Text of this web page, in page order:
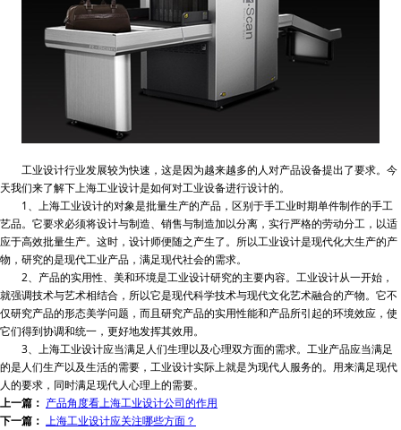
工业设计行业发展较为快速，这是因为越来越多的人对产品设备提出了要求。今
天我们来了解下上海工业设计是如何对工业设备进行设计的。
1、上海工业设计的对象是批量生产的产品，区别于手工业时期单件制作的手工
艺品。它要求必须将设计与制造、销售与制造加以分离，实行严格的劳动分工，以适
应于高效批量生产。这时，设计师便随之产生了。所以工业设计是现代化大生产的产
物，研究的是现代工业产品，满足现代社会的需求。
2、产品的实用性、美和环境是工业设计研究的主要内容。工业设计从一开始，
就强调技术与艺术相结合，所以它是现代科学技术与现代文化艺术融合的产物。它不
仅研究产品的形态美学问题，而且研究产品的实用性能和产品所引起的环境效应，使
它们得到协调和统一，更好地发挥其效用。
3、上海工业设计应当满足人们生理以及心理双方面的需求。工业产品应当满足
的是人们生产以及生活的需要，工业设计实际上就是为现代人服务的。用来满足现代
人的要求，同时满足现代人心理上的需要。
上一篇： 产品角度看上海工业设计公司的作用
下一篇： 上海工业设计应关注哪些方面？